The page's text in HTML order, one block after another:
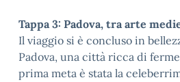
Tappa 3: Padova, tra arte
Il viaggio si è concluso in
Padova, una città ricca di
prima meta è stata la